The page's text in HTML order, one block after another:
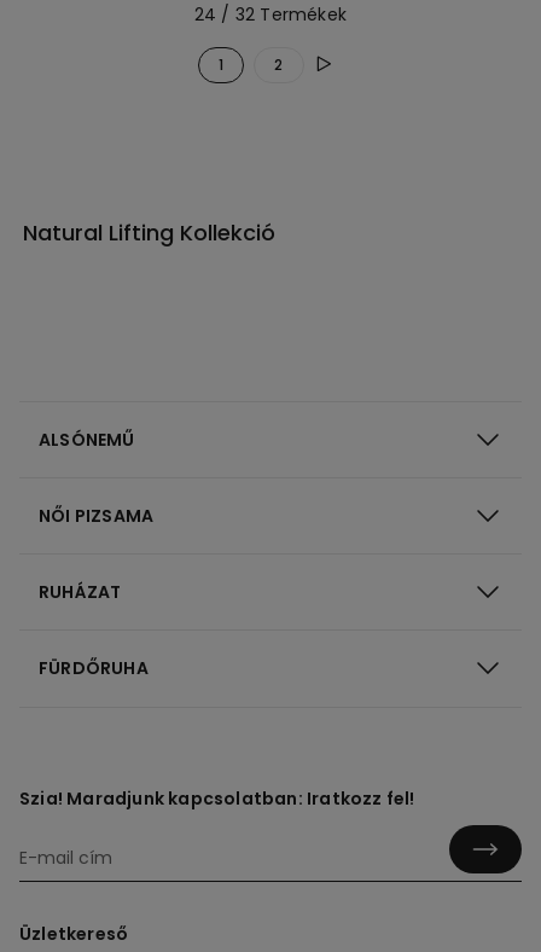
24 / 32 Termékek
1 2
Natural Lifting Kollekció
ALSÓNEMŰ
NŐI PIZSAMA
RUHÁZAT
FÜRDŐRUHA
Szia! Maradjunk kapcsolatban: Iratkozz fel!
Üzletkereső